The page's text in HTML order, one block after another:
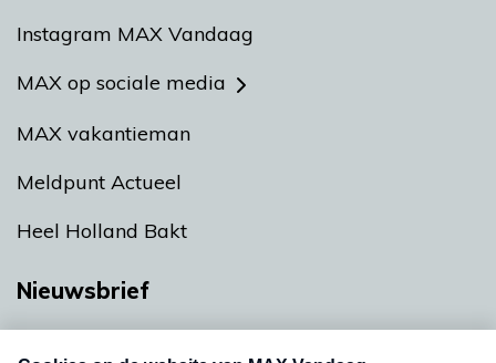
Instagram MAX Vandaag
MAX op sociale media
MAX vakantieman
Meldpunt Actueel
Heel Holland Bakt
Nieuwsbrief